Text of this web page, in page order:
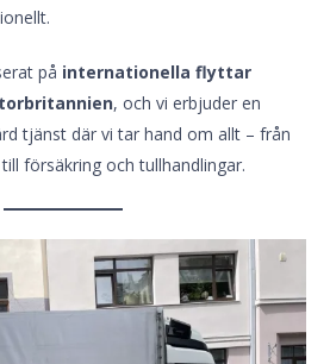
på internationella flyttar
, och vi erbjuder en
tjänst där vi tar hand om allt – från
försäkring och tullhandlingar.